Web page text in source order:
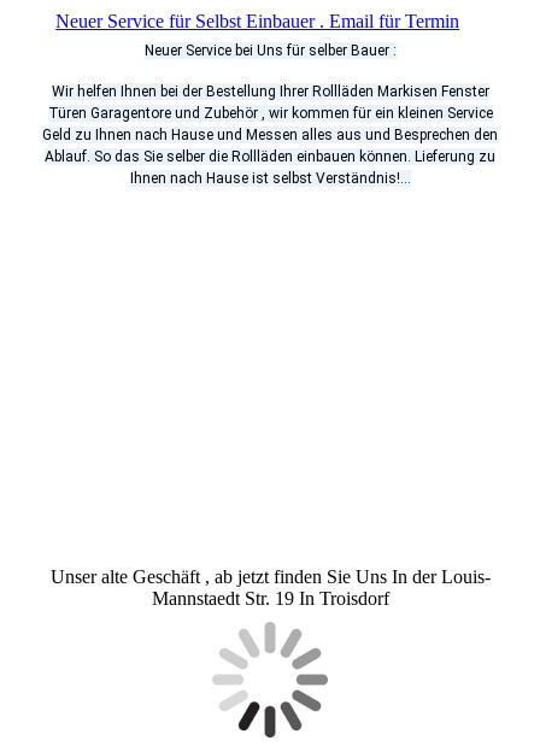
Neuer Service für Selbst Einbauer . Email für Termin
Neuer Service bei Uns für selber Bauer :
Wir helfen Ihnen bei der Bestellung Ihrer Rollläden Markisen Fenster
Türen Garagentore und Zubehör , wir kommen für ein kleinen Service
Geld zu Ihnen nach Hause und Messen alles aus und Besprechen den
Ablauf. So das Sie selber die Rollläden einbauen können. Lieferung zu
Ihnen nach Hause ist selbst Verständnis!...
Unser alte Geschäft , ab jetzt finden Sie Uns In der Louis-
Mannstaedt Str. 19 In Troisdorf